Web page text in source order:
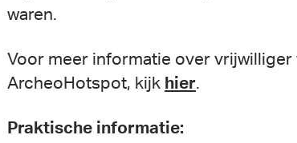
waren.
Voor meer informatie over vrijwilliger
ArcheoHotspot, kijk hier.
Praktische informatie: